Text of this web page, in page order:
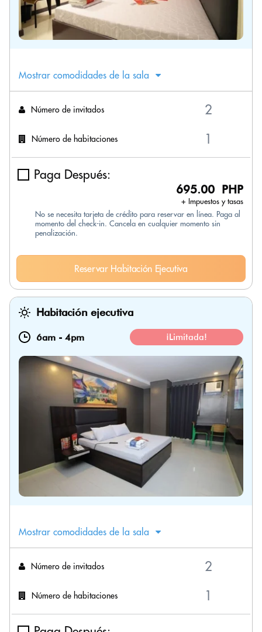
Mostrar comodidades de la sala
Número de invitados
Número de habitaciones
Paga Después:
695.00 PHP
+ Impuestos y tasas
No se necesita tarjeta de crédito para reservar en línea. Paga al
momento del check-in. Cancela en cualquier momento sin
penalización.
Reservar Habitación Ejecutiva
Habitación ejecutiva
6am - 4pm ¡Limitada!
Mostrar comodidades de la sala
Número de invitados
Número de habitaciones